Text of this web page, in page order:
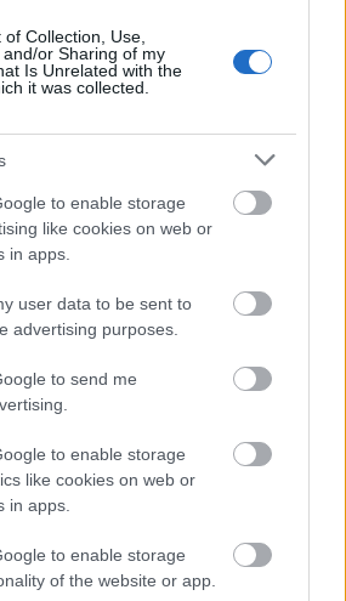
Collection, Use,
or Sharing of my
Is Unrelated with the
it was collected.
to enable storage
like cookies on web or
in apps.
user data to be sent to
advertising purposes.
to send me
to enable storage
like cookies on web or
in apps.
to enable storage
of the website or app.
A LEGJOBB MINŐSÉGBEN
EGÉSZ ÉVBEN!